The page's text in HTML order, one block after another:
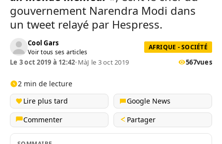
gouvernement Narendra Modi dans
un tweet relayé par Hespress.
Cool Gars
Voir tous ses articles
AFRIQUE - SOCIÉTÉ
Le 3 oct 2019 à 12:42•MàJ le 3 oct 2019 567vues
2 min de lecture
Lire plus tard
Google News
Commenter
Partager